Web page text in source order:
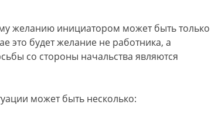
желанию инициатором может быть только
это будет желание не работника, а
со стороны начальства являются
может быть несколько: